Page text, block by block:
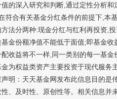
的深入研究和判断,通过定性分析
合有关基金分红条件的前提下,本基
法分两种:现金分红与红利再投资,
金份额净值不能低于面值;即基金
收益将不一样,同一类别的每一基
权益类资产主要投资于现代服务主
：天天基金网发布此信息目的是传
、及时性、原创性等。相关信息并